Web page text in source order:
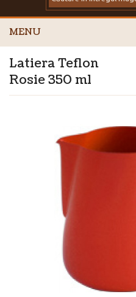
MENU
Latiera Teflon
Rosie 350 ml